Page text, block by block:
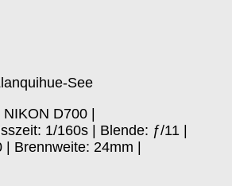
See
D700 |
1/160s | Blende: ƒ/11 |
| Brennweite: 24mm |